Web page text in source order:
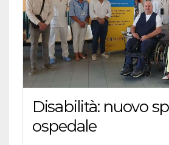
Disabilità: nuovo
ospedale